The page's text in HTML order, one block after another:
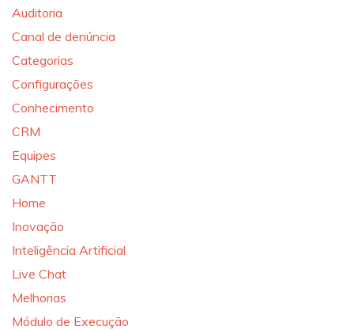
Auditoria
Canal de denúncia
Categorias
Configurações
Conhecimento
CRM
Equipes
GANTT
Home
Inovação
Inteligência Artificial
Live Chat
Melhorias
Módulo de Execução